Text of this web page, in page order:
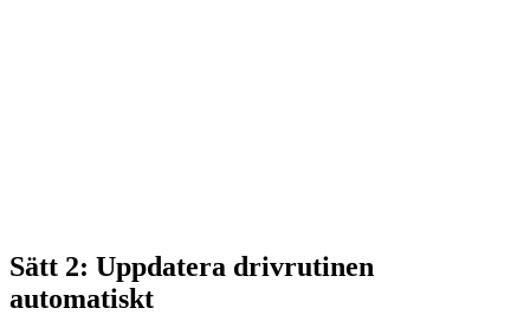
Sätt 2: Uppdatera drivrutinen
automatiskt